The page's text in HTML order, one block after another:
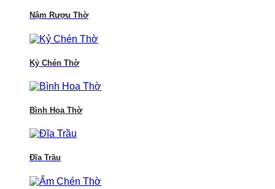
Nậm Rượu Thờ
Kỷ Chén Thờ
Bình Hoa Thờ
Đĩa Trầu